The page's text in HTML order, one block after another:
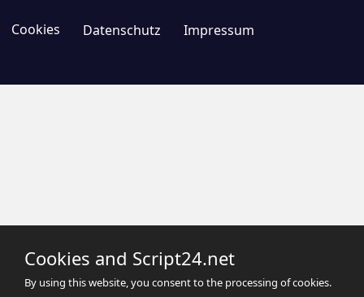
Cookies Datenschutz Impressum
Cookies and Script24.net
By using this website, you consent to the processing of cookies.